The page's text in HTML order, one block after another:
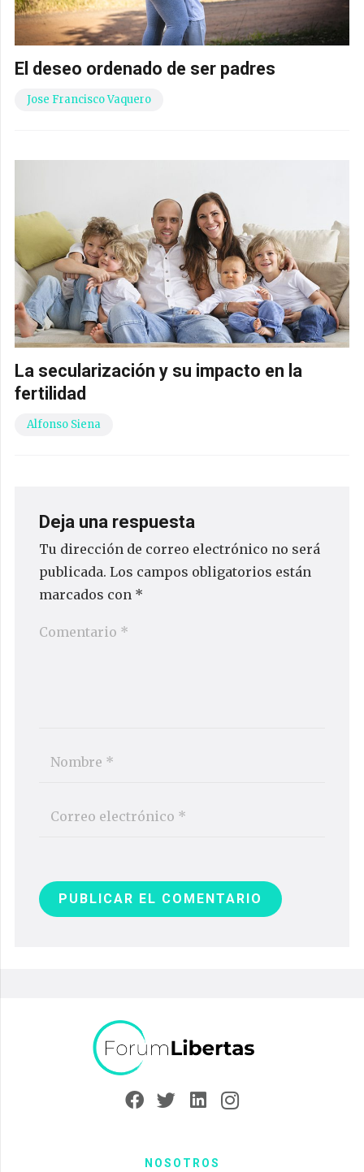
El deseo ordenado de ser padres
Jose Francisco Vaquero
La secularización y su impacto en la
fertilidad
Alfonso Siena
Deja una respuesta
Tu dirección de correo electrónico no será
publicada. Los campos obligatorios están
marcados con *
PUBLICAR EL COMENTARIO
NOSOTROS